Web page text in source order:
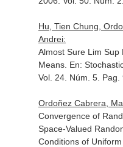
Hu, Tien Chung,
Andrei:
Almost Sure Lim
Means. En:
Vol. 24. Núm. 5. Pag.
Ordoñez Cabrera,
Convergence of
Space-Valued
Conditions of Uniform